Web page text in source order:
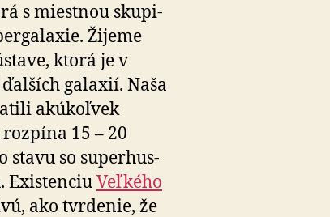
s miestnou sku­pi­
Žijeme
ktorá je v
galaxií. Naša
akúkoľvek
15 – 20
stavu so su­per­hus­
ExistenciuVeľkého
ako tvrdenie, že